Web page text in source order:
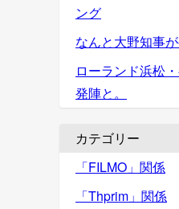
ング
なんと大野知事
ローランド浜松
発陣と。
カテゴリー
「FILMO」関係
「Thprim」関係